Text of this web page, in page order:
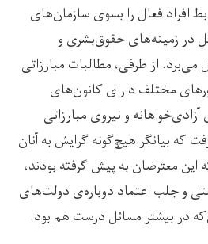
افراد فعال را بسوی سازمان‌های
در زمینه‌های حقوق‌بشری و
از طرفی، مطالبات مبارزاتی
مختلف دارای کانون‌های
و نیروی مبارزاتی
که بیانگر هیچ‌گونه گرایش به آنان
معترضان به پیش گرفته بودند،
و جلب اعتماد دوباره‌ی دولت‌های
در بیشتر مسائل درست هم بود.